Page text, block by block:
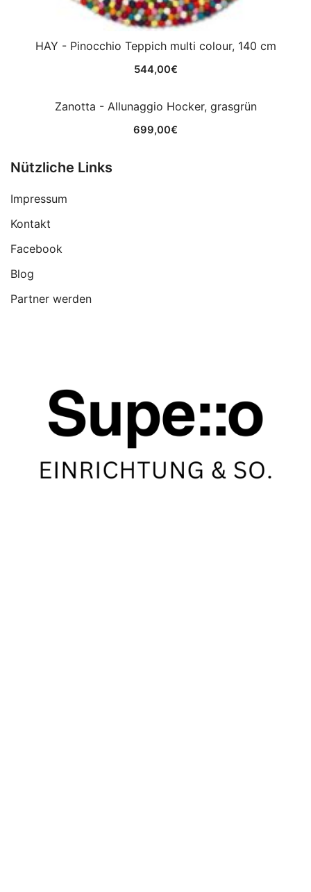
HAY - Pinocchio Teppich multi colour, 140 cm
544,00€
Zanotta - Allunaggio Hocker, grasgrün
699,00€
Nützliche Links
Impressum
Kontakt
Facebook
Blog
Partner werden